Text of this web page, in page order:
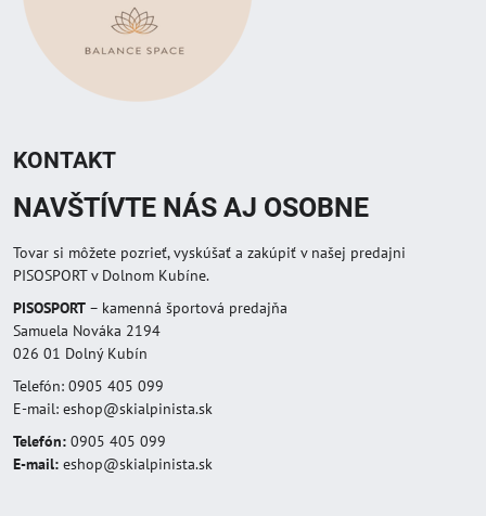
KONTAKT
NAVŠTÍVTE NÁS AJ OSOBNE
Tovar si môžete pozrieť, vyskúšať a zakúpiť v našej predajni
PISOSPORT v Dolnom Kubíne.
PISOSPORT – kamenná športová predajňa
Samuela Nováka 2194
026 01 Dolný Kubín
Telefón: 0905 405 099
E-mail: eshop@skialpinista.sk
Telefón: 0905 405 099
E-mail: eshop@skialpinista.sk